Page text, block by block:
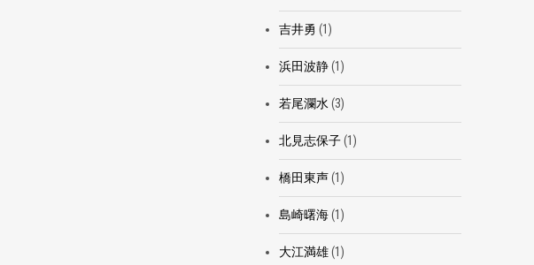
吉井勇 (1)
浜田波静(1)
若尾瀾水 (3)
北見志保子(1)
橋田東声(1)
島崎曙海(1)
大江満雄(1)